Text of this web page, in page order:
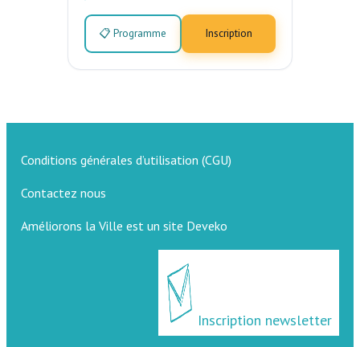
📋 Programme Inscription
Conditions générales d’utilisation (CGU)
Contactez nous
Améliorons la Ville est un site Deveko
Inscription newsletter